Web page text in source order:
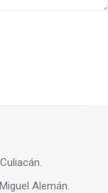
Alemán.